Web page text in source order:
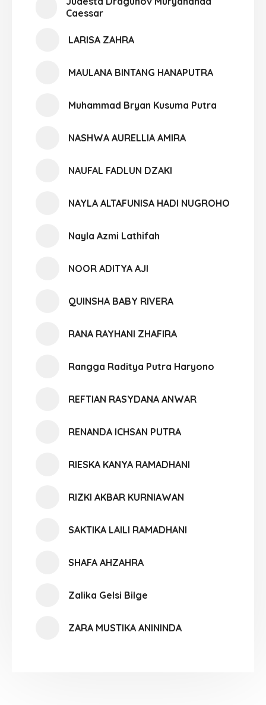
Caessar
LARISA ZAHRA
MAULANA BINTANG HANAPUTRA
Muhammad Bryan Kusuma Putra
NASHWA AURELLIA AMIRA
NAUFAL FADLUN DZAKI
NAYLA ALTAFUNISA HADI NUGROHO
Nayla Azmi Lathifah
NOOR ADITYA AJI
QUINSHA BABY RIVERA
RANA RAYHANI ZHAFIRA
Rangga Raditya Putra Haryono
REFTIAN RASYDANA ANWAR
RENANDA ICHSAN PUTRA
RIESKA KANYA RAMADHANI
RIZKI AKBAR KURNIAWAN
SAKTIKA LAILI RAMADHANI
SHAFA AHZAHRA
Zalika Gelsi Bilge
ZARA MUSTIKA ANININDA